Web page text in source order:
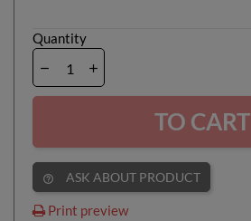
Quantity
TO CART
help_outline ASK ABOUT PRODUCT
Print preview